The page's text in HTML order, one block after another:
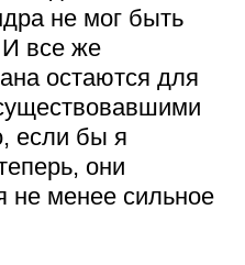
не мог быть
И все же
остаются для
если бы я
они
не менее сильное